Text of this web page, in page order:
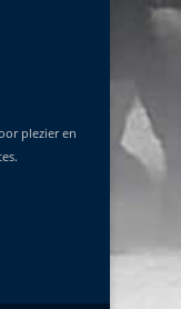
plezier en